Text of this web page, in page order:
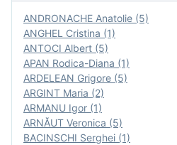
ANDRONACHE Anatolie (5)
ANGHEL Cristina (1)
ANTOCI Albert (5)
APAN Rodica-Diana (1)
ARDELEAN Grigore (5)
ARGINT Maria (2)
ARMANU Igor (1)
ARNĂUT Veronica (5)
BACINSCHI Serghei (1)